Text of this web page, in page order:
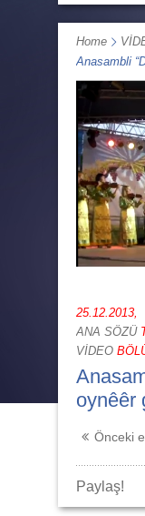
Home
Anasambli
25.12.2013,
ANA SÖZÜ
VİDEO
oynêêr
Önceki
Paylaş!